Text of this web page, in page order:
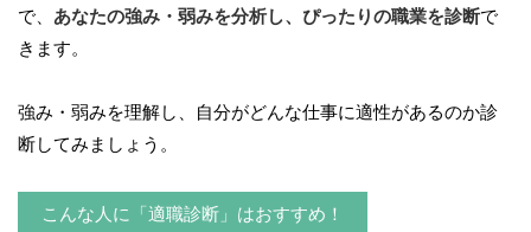
で、 あなたの強み・弱みを分析し、ぴったりの職業を診断で
きます。
強み・弱みを理解し、自分がどんな仕事に適性があるのか診
断してみましょう。
こんな人に「適職診断」はおすすめ！